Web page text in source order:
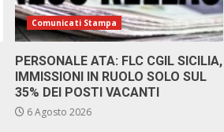
Comunicati Stampa
PERSONALE ATA: FLC CGIL SICILIA,
IMMISSIONI IN RUOLO SOLO SUL
35% DEI POSTI VACANTI
6 Agosto 2026